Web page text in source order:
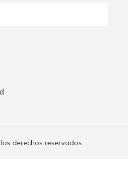
derechos reservados.